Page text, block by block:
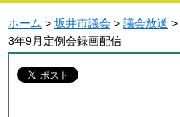
ホーム > 坂井市議会 > 議会放送 >
3年9月定例会録画配信